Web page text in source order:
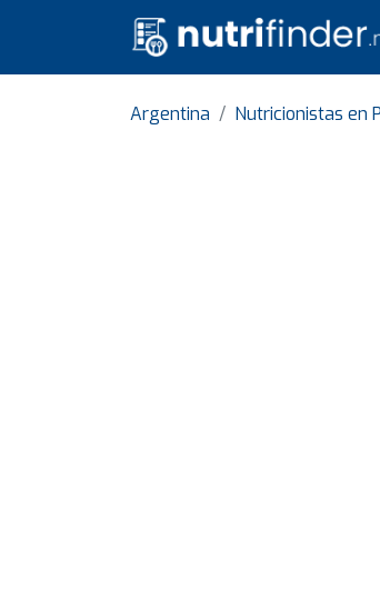
Argentina Nutricionistas en